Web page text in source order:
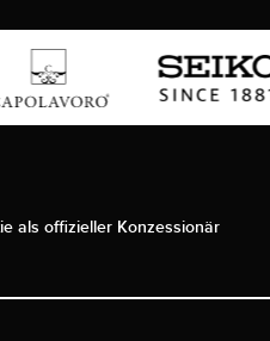
als offizieller Konzessionär